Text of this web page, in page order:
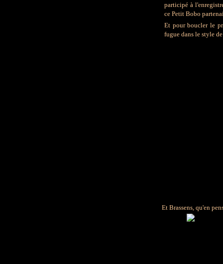
participé à
ce Petit Bobo
Et pour boucler le
fugue dans le style
Et Brassens, qu'en